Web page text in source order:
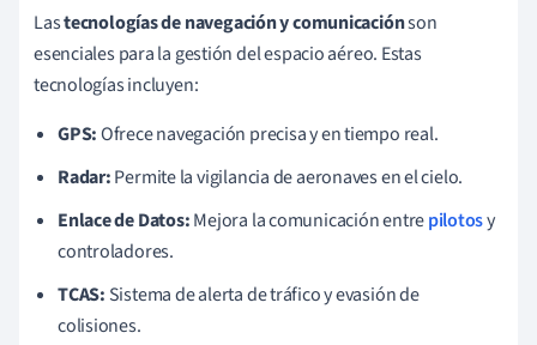
Lastecnologías de navegación y comunicaciónson
esenciales para la gestión del espacio aéreo. Estas
tecnologías incluyen:
GPS:Ofrece navegación precisa y en tiempo real.
Radar:Permite la vigilancia de aeronaves en el cielo.
Enlace de Datos:Mejora la comunicación entrepilotosy
controladores.
TCAS: Sistema de alerta de tráfico y evasión de
colisiones.